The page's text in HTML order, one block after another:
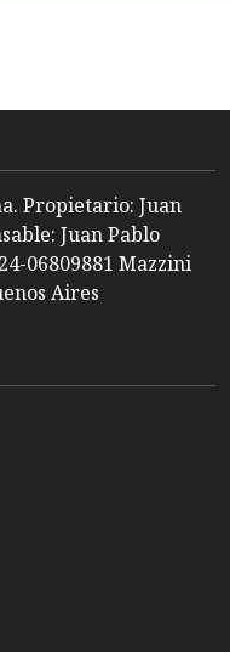
Propietario: Juan
Juan Pablo
06809881 Mazzini
Aires